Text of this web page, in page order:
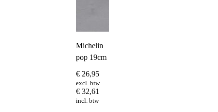
Michelin
pop 19cm
€ 26,95
excl. btw
€ 32,61
incl. btw